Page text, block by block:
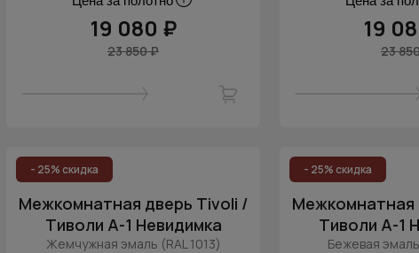
19 080 ₽
23 850 ₽
19
23
- 25% скидка
Межкомнатная дверь Tivoli /
Тиволи А-1 Невидимка
Жемчужная эмаль (RAL 1013)
- 25% скидка
Межкомнатная
Тиволи А-1
Бежевая